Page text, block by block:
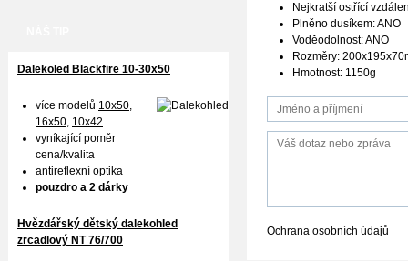
Nejkratší ostřící
Plněno dusíkem: ANO
Voděodolnost: ANO
Rozměry:
Hmotnost: 1150g
Ochrana osobních údajů
Dalekoled Blackfire 10-30x50
více modelů 10x50,
16x50, 10x42
vyníkající poměr
cena/kvalita
antireflexní optika
pouzdro a 2 dárky
Hvězdářský dětský dalekohled
zrcadlový NT 76/700